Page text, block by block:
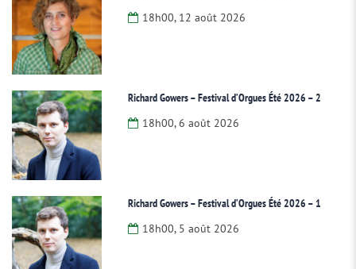
18h00, 12 août 2026
Richard Gowers – Festival d’Orgues Été 2026 – 2
18h00, 6 août 2026
Richard Gowers – Festival d’Orgues Été 2026 – 1
18h00, 5 août 2026